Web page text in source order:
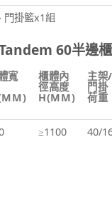
門掛籃x1組
60半邊
寬 櫃體內
徑高度
H(MM)
主架/
門掛
荷重
≥1100 40/